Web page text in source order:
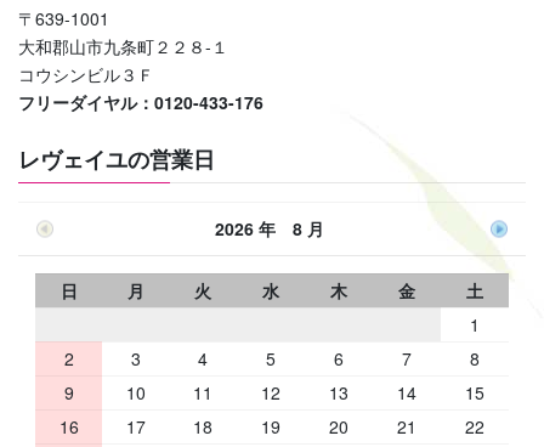
〒639-1001
大和郡山市九条町２２８-１
コウシンビル３Ｆ
フリーダイヤル：0120-433-176
レヴェイユの営業日
2026 年 8 月
日 月 火 水 木 金
土
1
2
3 4 5 6 7
8
9
10 11 12 13 14
15
16
17 18 19 20 21
22